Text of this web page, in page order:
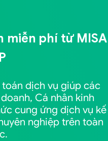
miễn phí từ MISA
toán dịch vụ giúp các
Cá nhân kinh
cung ứng dịch vụ kế
nghiệp trên toàn